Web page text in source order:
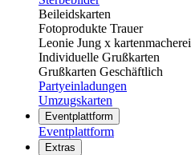
Beileidskarten
Fotoprodukte Trauer
Leonie Jung x kartenmacherei
Individuelle Grußkarten
Grußkarten Geschäftlich
Partyeinladungen
Umzugskarten
Eventplattform
Eventplattform
Extras